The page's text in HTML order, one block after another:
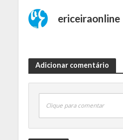
ericeiraonline
Adicionar comentário
Clique para comentar